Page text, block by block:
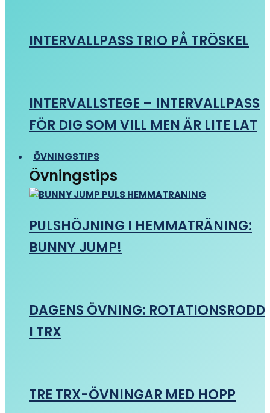
INTERVALLPASS TRIO PÅ TRÖSKEL
INTERVALLSTEGE – INTERVALLPASS
FÖR DIG SOM VILL MEN ÄR LITE LAT
ÖVNINGSTIPS
Övningstips
PULSHÖJNING I HEMMATRÄNING:
BUNNY JUMP!
DAGENS ÖVNING: ROTATIONSRODD
I TRX
TRE TRX-ÖVNINGAR MED HOPP